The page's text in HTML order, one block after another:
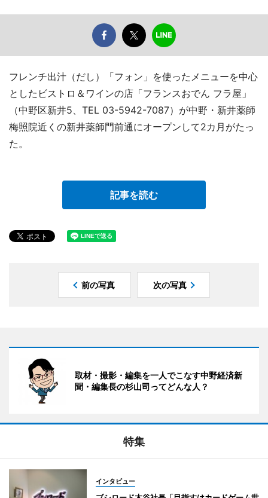
フレンチ出汁（だし）「フォン」を使ったメニューを中心
としたビストロ＆ワインの店「フランスおでん フラ屋」
（中野区新井5、TEL 03-5942-7087）が中野・新井薬師
梅照院近くの新井薬師門前通にオープンして2カ月がたっ
た。
記事を読む
前の写真 次の写真
取材・撮影・編集を一人でこなす中野経済新
聞・編集長の杉山司ってどんな人？
特集
インタビュー